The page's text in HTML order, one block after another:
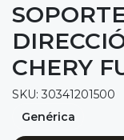
CHERY
SKU: 30341201500
Genérica